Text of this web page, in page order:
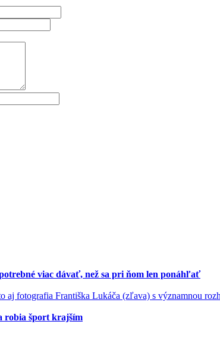
viac dávať, než sa pri ňom len ponáhľať
šport krajším